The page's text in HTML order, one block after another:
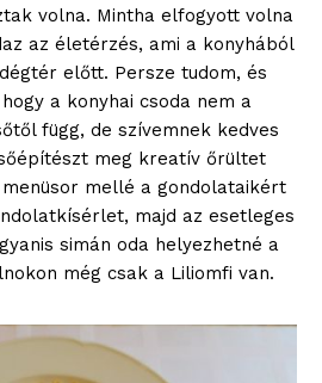
volna. Mintha elfogyott volna
az életérzés, ami a konyhából
előtt. Persze tudom, és
a konyhai csoda nem a
függ, de szívemnek kedves
meg kreatív őrültet
mellé a gondolataikért
majd az esetleges
simán oda helyezhetné a
még csak a Liliomfi van.